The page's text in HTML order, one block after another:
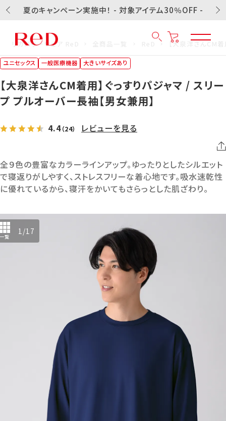
夏のキャンペーン実施中！ - 対象アイテム30％OFF -
リカバリーウェア ReD 【大泉洋さんCM
ユニセックス 一般医療機器 大きいサイズあり
【大泉洋さんCM着用】ぐっすりパジャマ / スリー
プ プルオーバー長袖【男女兼用】
4.4（24） レビューを見る
全９色の豊富なカラーラインアップ。ゆったりとしたシルエット
で寝返りがしやすく、ストレスフリーな着心地です。吸水速乾性
に優れているから、寝汗をかいてもさらっとした肌ざわり。
一覧
1/17